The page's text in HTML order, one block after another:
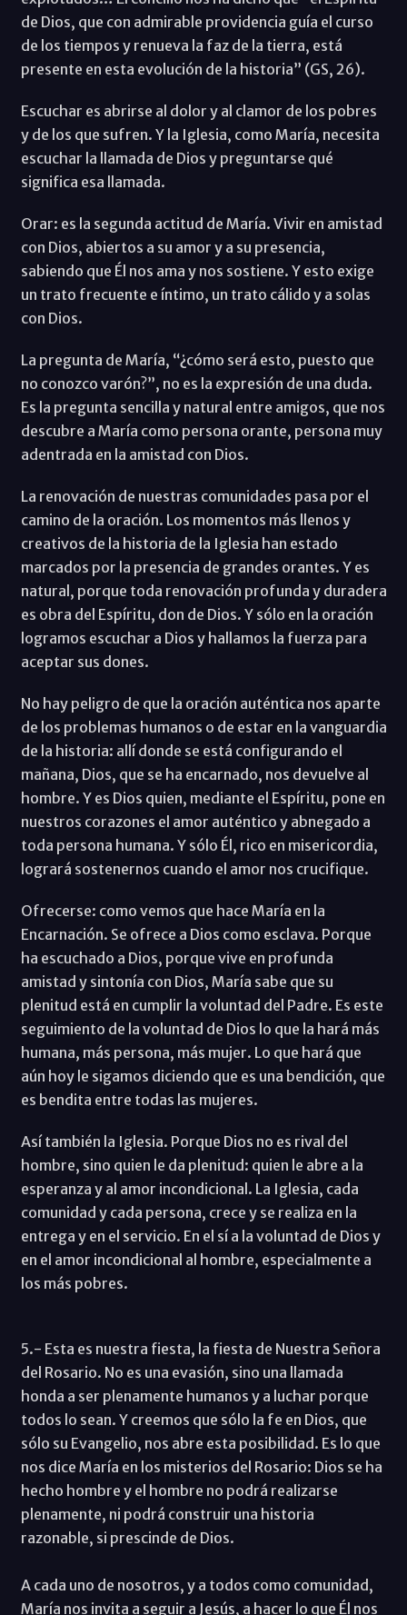
de Dios, que con admirable providencia guía el curso
de los tiempos y renueva la faz de la tierra, está
presente en esta evolución de la historia” (GS, 26).
Escuchar es abrirse al dolor y al clamor de los pobres
y de los que sufren. Y la Iglesia, como María, necesita
escuchar la llamada de Dios y preguntarse qué
significa esa llamada.
Orar: es la segunda actitud de María. Vivir en amistad
con Dios, abiertos a su amor y a su presencia,
sabiendo que Él nos ama y nos sostiene. Y esto exige
un trato frecuente e íntimo, un trato cálido y a solas
con Dios.
La pregunta de María, “¿cómo será esto, puesto que
no conozco varón?”, no es la expresión de una duda.
Es la pregunta sencilla y natural entre amigos, que nos
descubre a María como persona orante, persona muy
adentrada en la amistad con Dios.
La renovación de nuestras comunidades pasa por el
camino de la oración. Los momentos más llenos y
creativos de la historia de la Iglesia han estado
marcados por la presencia de grandes orantes. Y es
natural, porque toda renovación profunda y duradera
es obra del Espíritu, don de Dios. Y sólo en la oración
logramos escuchar a Dios y hallamos la fuerza para
aceptar sus dones.
No hay peligro de que la oración auténtica nos aparte
de los problemas humanos o de estar en la vanguardia
de la historia: allí donde se está configurando el
mañana, Dios, que se ha encarnado, nos devuelve al
hombre. Y es Dios quien, mediante el Espíritu, pone en
nuestros corazones el amor auténtico y abnegado a
toda persona humana. Y sólo Él, rico en misericordia,
logrará sostenernos cuando el amor nos crucifique.
Ofrecerse: como vemos que hace María en la
Encarnación. Se ofrece a Dios como esclava. Porque
ha escuchado a Dios, porque vive en profunda
amistad y sintonía con Dios, María sabe que su
plenitud está en cumplir la voluntad del Padre. Es este
seguimiento de la voluntad de Dios lo que la hará más
humana, más persona, más mujer. Lo que hará que
aún hoy le sigamos diciendo que es una bendición, que
es bendita entre todas las mujeres.
Así también la Iglesia. Porque Dios no es rival del
hombre, sino quien le da plenitud: quien le abre a la
esperanza y al amor incondicional. La Iglesia, cada
comunidad y cada persona, crece y se realiza en la
entrega y en el servicio. En el sí a la voluntad de Dios y
en el amor incondicional al hombre, especialmente a
los más pobres.
5.- Esta es nuestra fiesta, la fiesta de Nuestra Señora
del Rosario. No es una evasión, sino una llamada
honda a ser plenamente humanos y a luchar porque
todos lo sean. Y creemos que sólo la fe en Dios, que
sólo su Evangelio, nos abre esta posibilidad. Es lo que
nos dice María en los misterios del Rosario: Dios se ha
hecho hombre y el hombre no podrá realizarse
plenamente, ni podrá construir una historia
razonable, si prescinde de Dios.
A cada uno de nosotros, y a todos como comunidad,
María nos invita a seguir a Jesús, a hacer lo que Él nos